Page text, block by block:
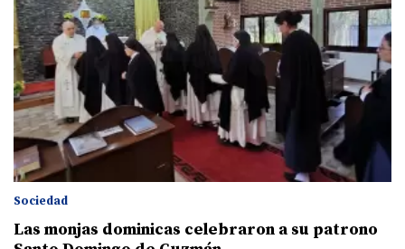
Sociedad
Las monjas dominicas celebraron a su patrono